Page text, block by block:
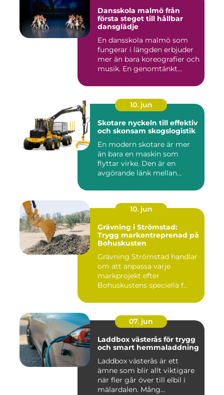
Dansskola malmö från
första steget till hållbar
dansglädje
En dansskola malmö som
fungerar i längden erbjuder
mer än bara koreografier och
musik. En genomtänkt...
10. jun
Skotare nyckeln till effektiv
och skonsam skogslogistik
En modern skotare är mer
än bara en maskin som
flyttar virke. Den är en
avgörande länk mellan
10. jun
Grävning i Strömstad:
Trygg markentreprenad på
Bohuskusten
Grävning Strömstad handlar
om att anpassa varje
markprojekt efter
Bohuskustens speciella f...
07. jun
Laddbox västerås för trygg
och smart hemmaladdning
Laddbox västerås är ett
ämne som blir allt viktigare
när fler går över till elbil i
mälardalen. Mång...